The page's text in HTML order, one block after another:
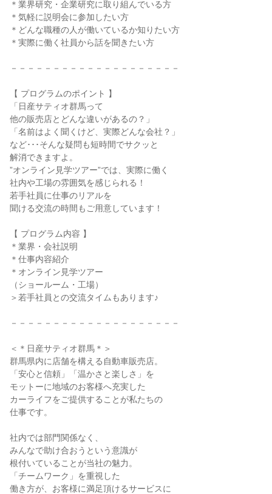
＊業界研究・企業研究に取り組んでいる方
＊気軽に説明会に参加したい方
＊どんな職種の人が働いているか知りたい方
＊実際に働く社員から話を聞きたい方
－－－－－－－－－－－－－－－－－－－－
【 プログラムのポイント 】
「日産サティオ群馬って
他の販売店とどんな違いがあるの？」
「名前はよく聞くけど、実際どんな会社？」
など･･･そんな疑問も短時間でサクッと
解消できますよ。
”オンライン見学ツアー”では、実際に働く
社内や工場の雰囲気を感じられる！
若手社員に仕事のリアルを
聞ける交流の時間もご用意しています！
【 プログラム内容 】
＊業界・会社説明
＊仕事内容紹介
＊オンライン見学ツアー
（ショールーム・工場）
＞若手社員との交流タイムもあります♪
－－－－－－－－－－－－－－－－－－－－
＜＊日産サティオ群馬＊＞
群馬県内に店舗を構える自動車販売店。
「安心と信頼」「温かさと楽しさ」を
モットーに地域のお客様へ充実した
カーライフをご提供することが私たちの
仕事です。
社内では部門関係なく、
みんなで助け合おうという意識が
根付いていることが当社の魅力。
「チームワーク」を重視した
働き方が、お客様に満足頂けるサービスに